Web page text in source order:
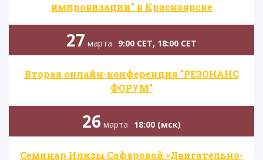
импровизации" в Красноярске
27 марта 9:00 CET, 18:00 CET
Вторая онлайн-конференция "РЕЗОНАНС
ФОРУМ"
26 марта 18:00 (мск)
Семинар Илизы Сафаровой «Двигательно-